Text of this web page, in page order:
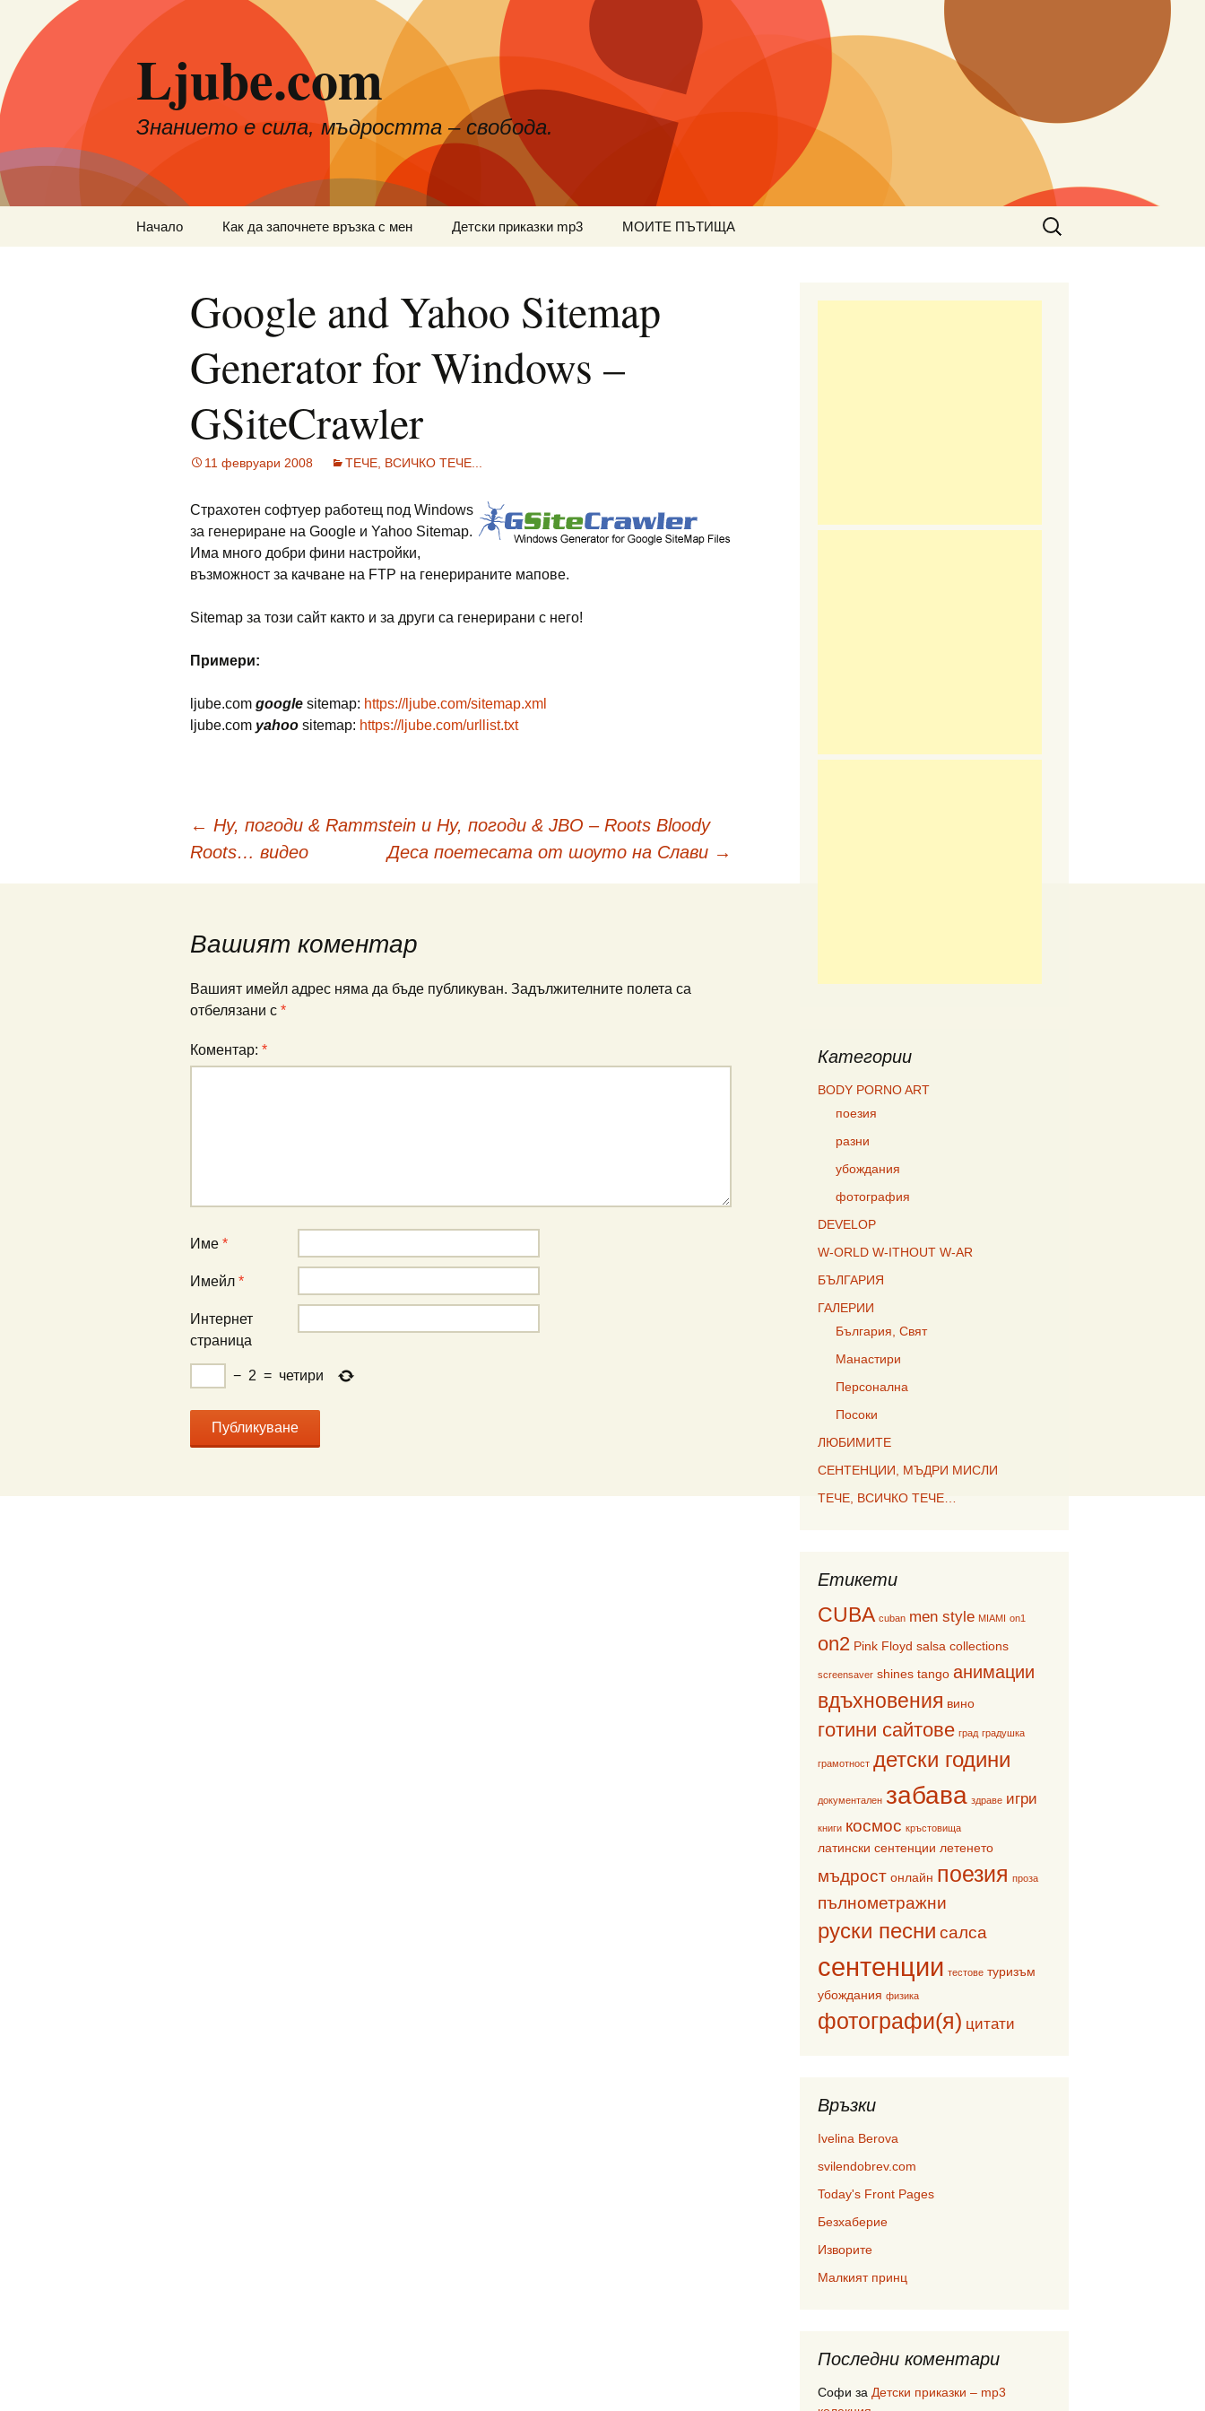
съдържанието
Ljube.com
Знанието е сила, мъдростта – свобода.
Начало Как да започнете връзка с мен Детски приказки mp3 МОИТЕ ПЪТИЩА
Търсене
за:
Google and Yahoo Sitemap
Generator for Windows –
GSiteCrawler
11 февруари 2008 ТЕЧЕ, ВСИЧКО ТЕЧЕ...
Страхотен софтуер работещ под Windows
за генериране на Google и Yahoo Sitemap.
Има много добри фини настройки,
възможност за качване на FTP на генерираните мапове.
Sitemap за този сайт както и за други са генерирани с него!
Примери:
ljube.com google sitemap: https://ljube.com/sitemap.xml
ljube.com yahoo sitemap: https://ljube.com/urllist.txt
Навигация
в
публикациите
← Ну, погоди & Rammstein и Ну, погоди & JBO – Roots Bloody
Roots… видео
Деса поетесата от шоуто на Слави →
Вашият коментар
Вашият имейл адрес няма да бъде публикуван. Задължителните полета са
отбелязани с *
Коментар: *
Име *
Имейл *
Интернет
страница
− 2 = четири
Категории
BODY PORNO ART
поезия
разни
убождания
фотография
DEVELOP
W-ORLD W-ITHOUT W-AR
БЪЛГАРИЯ
ГАЛЕРИИ
България, Свят
Манастири
Персонална
Посоки
ЛЮБИМИТЕ
СЕНТЕНЦИИ, МЪДРИ МИСЛИ
ТЕЧЕ, ВСИЧКО ТЕЧЕ…
Етикети
CUBA cuban men style MIAMI on1
on2 Pink Floyd salsa collections
screensaver shines tango анимации
вдъхновения вино
готини сайтове град градушка
грамотност детски години
документален забава здраве игри
книги космос кръстовища
латински сентенции летенето
мъдрост онлайн поезия проза
пълнометражни
руски песни салса
сентенции тестове туризъм
убождания физика
фотографи(я) цитати
Връзки
Ivelina Berova
svilendobrev.com
Today's Front Pages
Безхаберие
Изворите
Малкият принц
Последни коментари
Софи за Детски приказки – mp3